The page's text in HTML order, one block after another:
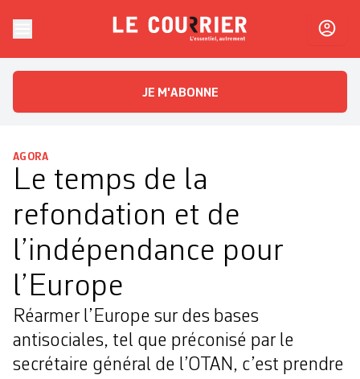
Le CourrierL'essentiel, autrement
JE M'ABONNE
AGORA
Le temps de la
refondation et de
l’indépendance pour
l’Europe
Réarmer l’Europe sur des bases
antisociales, tel que préconisé par le
secrétaire général de l’OTAN, c’est prendre